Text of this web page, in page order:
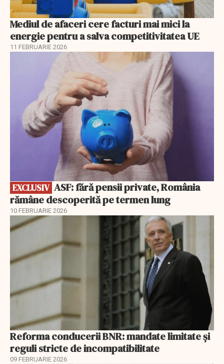
Mediul de afaceri cere facturi mai mici la
energie pentru a salva competitivitatea UE
11 FEBRUARIE 2026
EXCLUSIV
rămâne descoperită pe termen lung
10 FEBRUARIE 2026
Reforma conducerii BNR: mandate limitate și
reguli stricte de incompatibilitate
09 FEBRUARIE 2026